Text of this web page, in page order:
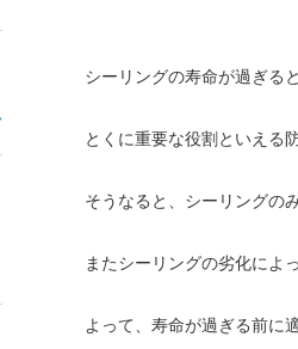
シーリングの寿命が過ぎる
とくに重要な役割といえる
そうなると、シーリングの
またシーリングの劣化によ
よって、寿命が過ぎる前に